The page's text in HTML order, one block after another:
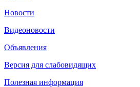
Новости
Видеоновости
Объявления
Версия для слабовидящих
Полезная информация